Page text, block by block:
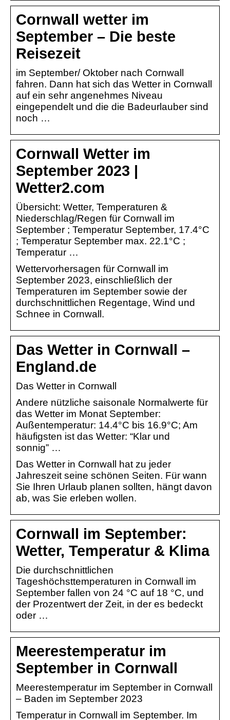
Cornwall wetter im
September – Die beste
Reisezeit
im September/ Oktober nach Cornwall
fahren. Dann hat sich das Wetter in Cornwall
auf ein sehr angenehmes Niveau
eingependelt und die die Badeurlauber sind
noch …
Cornwall Wetter im
September 2023 |
Wetter2.com
Übersicht: Wetter, Temperaturen &
Niederschlag/Regen für Cornwall im
September ; Temperatur September, 17.4°C
; Temperatur September max. 22.1°C ;
Temperatur …
Wettervorhersagen für Cornwall im
September 2023, einschließlich der
Temperaturen im September sowie der
durchschnittlichen Regentage, Wind und
Schnee in Cornwall.
Das Wetter in Cornwall –
England.de
Das Wetter in Cornwall
Andere nützliche saisonale Normalwerte für
das Wetter im Monat September:
Außentemperatur: 14.4°C bis 16.9°C; Am
häufigsten ist das Wetter: “Klar und
sonnig” …
Das Wetter in Cornwall hat zu jeder
Jahreszeit seine schönen Seiten. Für wann
Sie Ihren Urlaub planen sollten, hängt davon
ab, was Sie erleben wollen.
Cornwall im September:
Wetter, Temperatur & Klima
Die durchschnittlichen
Tageshöchsttemperaturen in Cornwall im
September fallen von 24 °C auf 18 °C, und
der Prozentwert der Zeit, in der es bedeckt
oder …
Meerestemperatur im
September in Cornwall
Meerestemperatur im September in Cornwall
– Baden im September 2023
Temperatur in Cornwall im September. Im